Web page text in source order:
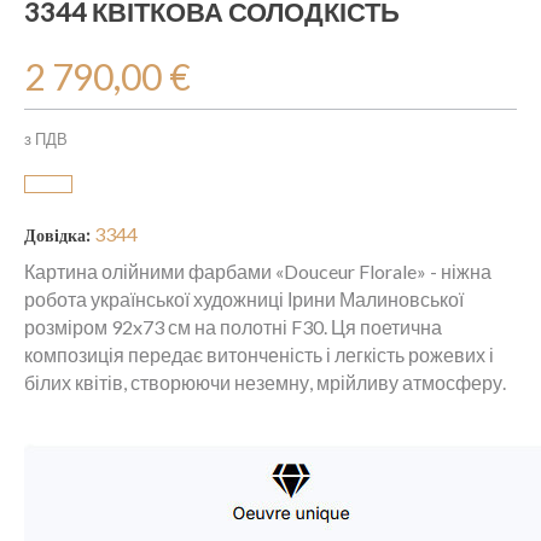
3344 КВІТКОВА СОЛОДКІСТЬ
2 790,00 €
з ПДВ
Довідка: 3344
Картина олійними фарбами «Douceur Florale» - ніжна
робота української художниці Ірини Малиновської
розміром 92x73 см на полотні F30. Ця поетична
композиція передає витонченість і легкість рожевих і
білих квітів, створюючи неземну, мрійливу атмосферу.